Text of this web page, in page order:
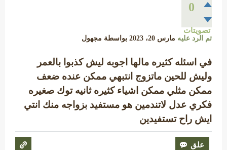
0
تصويتات
تم الرد عليه مارس 20، 2023 بواسطة مجهول
في اسئله كثيره مالها اجوبه ليش كذبوا بالعمر
وليش للحين ماتزوج انتبهي ممكن عنده ضعف
ممكن مثلي ممكن اشياء كثيره ثانيه توك صغيره
فكري عدل لاتندمين هو مستفيد بزواجه منك انتي
ايش راح تستفيدين